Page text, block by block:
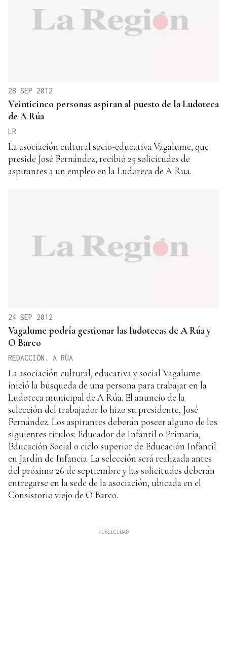
28 SEP 2012
Veinticinco personas aspiran al puesto de la Ludoteca
de A Rúa
LR
La asociación cultural socio-educativa Vagalume, que
preside José Fernández, recibió 25 solicitudes de
aspirantes a un empleo en la Ludoteca de A Rua.
24 SEP 2012
Vagalume podría gestionar las ludotecas de A Rúa y
O Barco
REDACCIÓN. A RÚA
La asociación cultural, educativa y social Vagalume
inició la búsqueda de una persona para trabajar en la
Ludoteca municipal de A Rúa. El anuncio de la
selección del trabajador lo hizo su presidente, José
Fernández. Los aspirantes deberán poseer alguno de los
siguientes títulos: Educador de Infantil o Primaria,
Educación Social o ciclo superior de Educación Infantil
en Jardín de Infancia. La selección será realizada antes
del próximo 26 de septiembre y las solicitudes deberán
entregarse en la sede de la asociación, ubicada en el
Consistorio viejo de O Barco.